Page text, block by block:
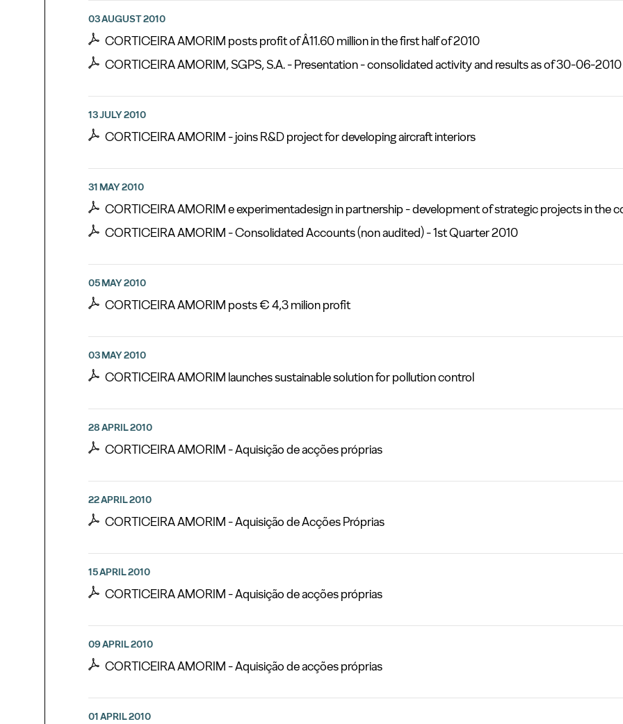
03 AUGUST 2010
CORTICEIRA AMORIM posts profit of Â11.60 million in the first half of 2010
CORTICEIRA AMORIM, SGPS, S.A. - Presentation - consolidated activity and results as of 30-06-2010
13 JULY 2010
CORTICEIRA AMORIM - joins R&D project for developing aircraft interiors
31 MAY 2010
CORTICEIRA AMORIM e experimentadesign in partnership - development of strategic projects in the
CORTICEIRA AMORIM - Consolidated Accounts (non audited) - 1st Quarter 2010
05 MAY 2010
CORTICEIRA AMORIM posts € 4,3 milion profit
03 MAY 2010
CORTICEIRA AMORIM launches sustainable solution for pollution control
28 APRIL 2010
CORTICEIRA AMORIM - Aquisição de acções próprias
22 APRIL 2010
CORTICEIRA AMORIM - Aquisição de Acções Próprias
15 APRIL 2010
CORTICEIRA AMORIM - Aquisição de acções próprias
09 APRIL 2010
CORTICEIRA AMORIM - Aquisição de acções próprias
01 APRIL 2010